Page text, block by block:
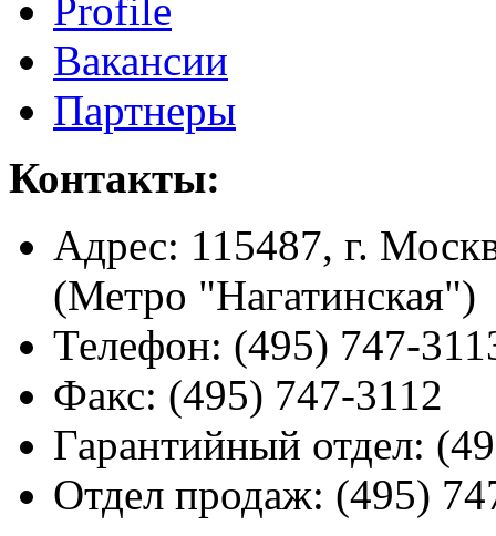
Profile
Вакансии
Партнеры
Контакты:
Адрес: 115487, г.
(Метро "Нагатинская")
Телефон: (495) 747-
Факс: (495) 747-3112
Гарантийный отдел:
Отдел продаж: (495)